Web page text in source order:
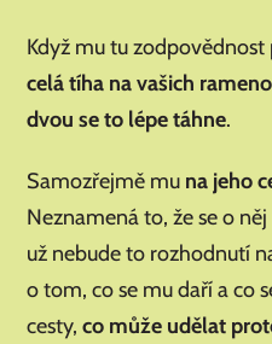
Když mu tu
celá tíha na vašich
dvou se to lépe táhne.
Samozřejmě mu na jeho
Neznamená to, že se o
už nebude to rozhodnutí
o tom, co se mu daří a co
cesty,co může udělat